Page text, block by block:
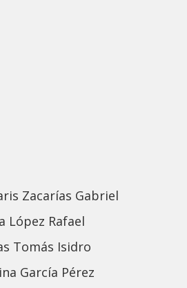
Zacarías Gabriel
López Rafael
Tomás Isidro
García Pérez